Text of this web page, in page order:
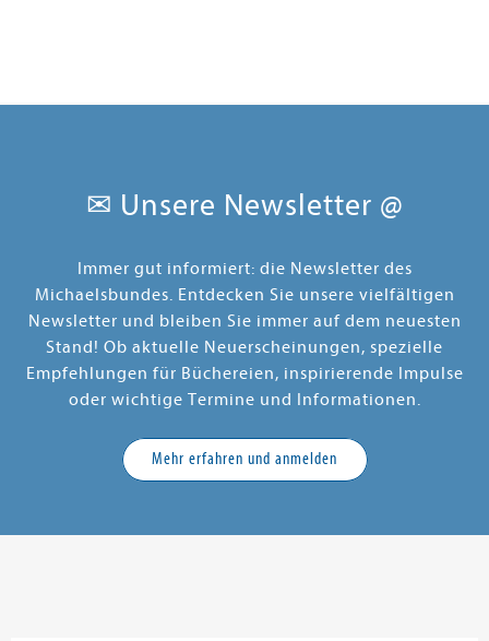
✉ Unsere Newsletter @
Immer gut informiert: die Newsletter des
Michaelsbundes. Entdecken Sie unsere vielfältigen
Newsletter und bleiben Sie immer auf dem neuesten
Stand! Ob aktuelle Neuerscheinungen, spezielle
Empfehlungen für Büchereien, inspirierende Impulse
oder wichtige Termine und Informationen.
Mehr erfahren und anmelden